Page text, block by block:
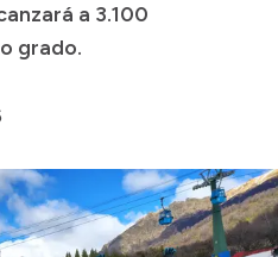
a 3.100
grado.